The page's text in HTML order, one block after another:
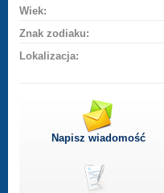
Wiek:
Znak zodiaku:
Lokalizacja:
Napisz wiadomość